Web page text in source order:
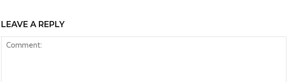
LEAVE A REPLY